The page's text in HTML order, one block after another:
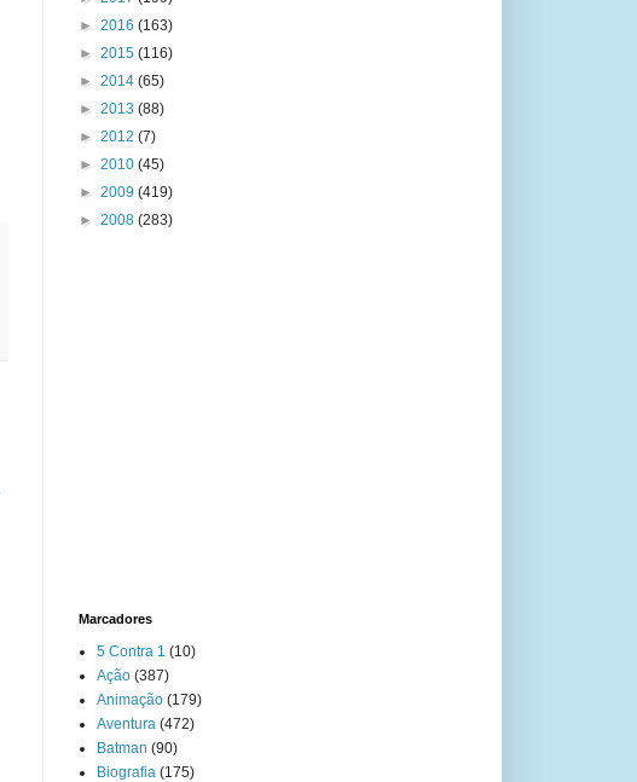
► 2016 (163)
► 2015 (116)
► 2014 (65)
► 2013 (88)
► 2012 (7)
► 2010 (45)
► 2009 (419)
► 2008 (283)
Marcadores
5 Contra 1 (10)
Ação (387)
Animação (179)
Aventura (472)
Batman (90)
Biografia (175)